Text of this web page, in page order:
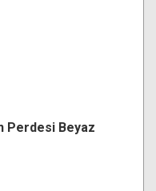
Perdesi Beyaz